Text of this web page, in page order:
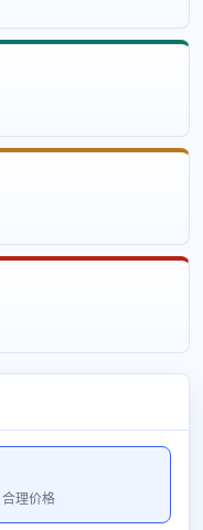
理价格